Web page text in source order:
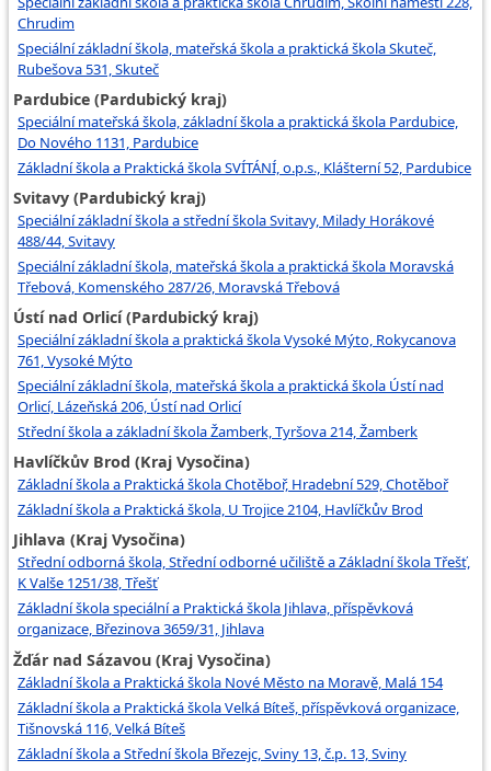
Chrudim
Speciální základní škola, mateřská škola a praktická škola Skuteč,
Rubešova 531, Skuteč
Pardubice (Pardubický kraj)
Speciální mateřská škola, základní škola a praktická škola Pardubice,
Do Nového 1131, Pardubice
Základní škola a Praktická škola SVÍTÁNÍ, o.p.s., Klášterní 52, Pardubice
Svitavy (Pardubický kraj)
Speciální základní škola a střední škola Svitavy, Milady Horákové
488/44, Svitavy
Speciální základní škola, mateřská škola a praktická škola Moravská
Třebová, Komenského 287/26, Moravská Třebová
Ústí nad Orlicí (Pardubický kraj)
Speciální základní škola a praktická škola Vysoké Mýto, Rokycanova
761, Vysoké Mýto
Speciální základní škola, mateřská škola a praktická škola Ústí nad
Orlicí, Lázeňská 206, Ústí nad Orlicí
Střední škola a základní škola Žamberk, Tyršova 214, Žamberk
Havlíčkův Brod (Kraj Vysočina)
Základní škola a Praktická škola Chotěboř, Hradební 529, Chotěboř
Základní škola a Praktická škola, U Trojice 2104, Havlíčkův Brod
Jihlava (Kraj Vysočina)
Střední odborná škola, Střední odborné učiliště a Základní škola Třešť,
K Valše 1251/38, Třešť
Základní škola speciální a Praktická škola Jihlava, příspěvková
organizace, Březinova 3659/31, Jihlava
Žďár nad Sázavou (Kraj Vysočina)
Základní škola a Praktická škola Nové Město na Moravě, Malá 154
Základní škola a Praktická škola Velká Bíteš, příspěvková organizace,
Tišnovská 116, Velká Bíteš
Základní škola a Střední škola Březejc, Sviny 13, č.p. 13, Sviny